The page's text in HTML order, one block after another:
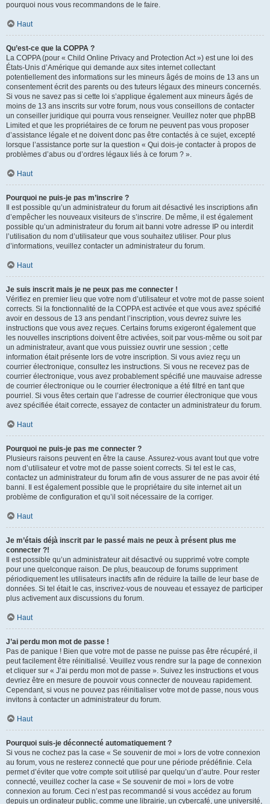
pourquoi nous vous recommandons de le faire.
Haut
Qu’est-ce que la COPPA ?
La COPPA (pour « Child Online Privacy and Protection Act ») est une loi des
États-Unis d’Amérique qui demande aux sites internet collectant
potentiellement des informations sur les mineurs âgés de moins de 13 ans un
consentement écrit des parents ou des tuteurs légaux des mineurs concernés.
Si vous ne savez pas si cette loi s’applique également aux mineurs âgés de
moins de 13 ans inscrits sur votre forum, nous vous conseillons de contacter
un conseiller juridique qui pourra vous renseigner. Veuillez noter que phpBB
Limited et que les propriétaires de ce forum ne peuvent pas vous proposer
d’assistance légale et ne doivent donc pas être contactés à ce sujet, excepté
lorsque l’assistance porte sur la question « Qui dois-je contacter à propos de
problèmes d’abus ou d’ordres légaux liés à ce forum ? ».
Haut
Pourquoi ne puis-je pas m’inscrire ?
Il est possible qu’un administrateur du forum ait désactivé les inscriptions afin
d’empêcher les nouveaux visiteurs de s’inscrire. De même, il est également
possible qu’un administrateur du forum ait banni votre adresse IP ou interdit
l’utilisation du nom d’utilisateur que vous souhaitez utiliser. Pour plus
d’informations, veuillez contacter un administrateur du forum.
Haut
Je suis inscrit mais je ne peux pas me connecter !
Vérifiez en premier lieu que votre nom d’utilisateur et votre mot de passe soient
corrects. Si la fonctionnalité de la COPPA est activée et que vous avez spécifié
avoir en dessous de 13 ans pendant l’inscription, vous devrez suivre les
instructions que vous avez reçues. Certains forums exigeront également que
les nouvelles inscriptions doivent être activées, soit par vous-même ou soit par
un administrateur, avant que vous puissiez ouvrir une session ; cette
information était présente lors de votre inscription. Si vous aviez reçu un
courrier électronique, consultez les instructions. Si vous ne recevez pas de
courrier électronique, vous avez probablement spécifié une mauvaise adresse
de courrier électronique ou le courrier électronique a été filtré en tant que
pourriel. Si vous êtes certain que l’adresse de courrier électronique que vous
avez spécifiée était correcte, essayez de contacter un administrateur du forum.
Haut
Pourquoi ne puis-je pas me connecter ?
Plusieurs raisons peuvent en être la cause. Assurez-vous avant tout que votre
nom d’utilisateur et votre mot de passe soient corrects. Si tel est le cas,
contactez un administrateur du forum afin de vous assurer de ne pas avoir été
banni. Il est également possible que le propriétaire du site internet ait un
problème de configuration et qu’il soit nécessaire de la corriger.
Haut
Je m’étais déjà inscrit par le passé mais ne peux à présent plus me
connecter ?!
Il est possible qu’un administrateur ait désactivé ou supprimé votre compte
pour une quelconque raison. De plus, beaucoup de forums suppriment
périodiquement les utilisateurs inactifs afin de réduire la taille de leur base de
données. Si tel était le cas, inscrivez-vous de nouveau et essayez de participer
plus activement aux discussions du forum.
Haut
J’ai perdu mon mot de passe !
Pas de panique ! Bien que votre mot de passe ne puisse pas être récupéré, il
peut facilement être réinitialisé. Veuillez vous rendre sur la page de connexion
et cliquer sur « J’ai perdu mon mot de passe ». Suivez les instructions et vous
devriez être en mesure de pouvoir vous connecter de nouveau rapidement.
Cependant, si vous ne pouvez pas réinitialiser votre mot de passe, nous vous
invitons à contacter un administrateur du forum.
Haut
Pourquoi suis-je déconnecté automatiquement ?
Si vous ne cochez pas la case « Se souvenir de moi » lors de votre connexion
au forum, vous ne resterez connecté que pour une période prédéfinie. Cela
permet d’éviter que votre compte soit utilisé par quelqu’un d’autre. Pour rester
connecté, veuillez cocher la case « Se souvenir de moi » lors de votre
connexion au forum. Ceci n’est pas recommandé si vous accédez au forum
depuis un ordinateur public, comme une librairie, un cybercafé, une université,